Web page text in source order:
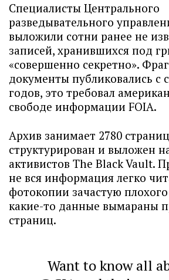
Специалисты Центрального
разведывательного
выложили сотни ранее не
записей, хранившихся под
«совершенно секретно».
документы публиковались с
годов, это требовал
свободе информации FOIA.
Архив занимает 2780
структурирован и выложен
активистов The Black Vault.
не вся информация легко
фотокопии зачастую плохого
какие-то данные вымараны
страниц.
Want to know all